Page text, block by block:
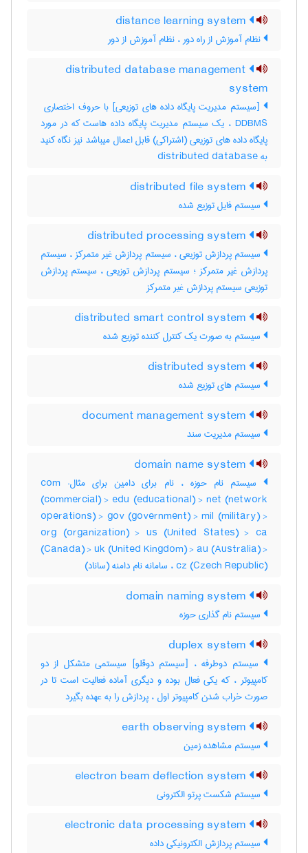
نظام آموزش از راه دور ، نظام آموزش از دور
distributed database management
system
DDBMS ، یک سیستم مدیریت پایگاه داده هاست که در مورد
پایگاه داده های توزیعی (اشتراکی) قابل اعمال میباشد نیز نگاه کنید
به ‎ distributed database
سیستم فایل توزیع شده
سیستم پردازش توزیعی ، سیستم پردازش غیر متمرکز ، سیستم
پردازش غیر متمرکز ؛ سیستم پردازش توزیعی ، سیستم پردازش
توزیعی سیستم پردازش غیر متمرکز
سیستم به صورت یک کنترل کننده توزیع شده
سیستم های توزیع شده
سیستم مدیریت سند
سیستم نام حوزه ، نام برای دامین برای مثال: com
(commercial) > edu (educational) > net (network
operations) > gov (government) > mil (military) >
org (organization) > us (United States) > ca
(Canada) > uk (United Kingdom) > au (Australia) >
cz (Czech Republic) ، سامانه نام دامنه (ساناد)
سیستم نام گذاری حوزه
سیستم دوطرفه ، [سیستم دوقلو] سیستمی متشکل از دو
کامپیوتر ، که یکی فعال بوده و دیگری آماده فعالیت است تا در
صورت خراب شدن کامپیوتر اول ، پردازش را به عهده بگیرد
سیستم مشاهده زمین
سیستم شکست پرتو الکترونی
سیستم پردازش الکترونیکی داده